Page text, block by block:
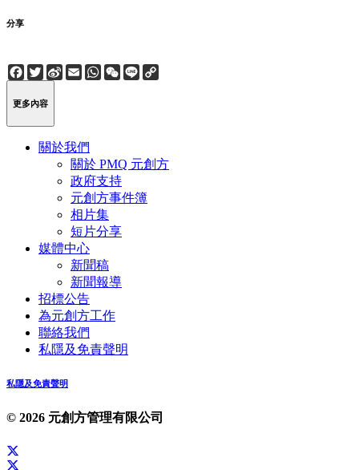
分享
Facebook
Twitter
Sina
Weibo
EmailWhatsApp
WeChat
Line
更多內容
關於我們
關於 PMQ 元創方
政府支持
元創方事件簿
相片集
短片分享
媒體中心
新聞稿
新聞報導
招標公告
為元創方工作
聯絡我們
私隱及免責聲明
私隱及免責聲明
© 2026 元創方管理有限公司